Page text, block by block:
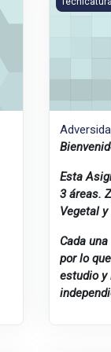
Esta
3 áreas.
Vegetal
Cada
por lo
estudio